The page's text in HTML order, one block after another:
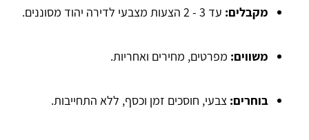
מקבלים: עד 3 - 2 הצעות מצבעי לדירה יהוד מסוננים.
משווים: מפרטים, מחירים ואחריות.
בוחרים: צבעי, חוסכים זמן וכסף, ללא התחייבות.